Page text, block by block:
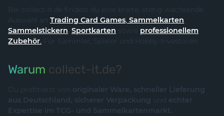
Bei collect-it.de findest du eine breite, stetig wachsende
Auswahl an
Trading Card Games, Sammelkarten,
Sammelstickern, Sportkarten sowie professionellem
Zubehör. Für Sammler, Spieler und Hobby-Investoren.
Warum collect-it.de?
Du profitierst von originaler Ware, schneller Lieferung
aus Deutschland, sicherer Verpackung und echter
Expertise im TCG- und Sammelkartenmarkt.